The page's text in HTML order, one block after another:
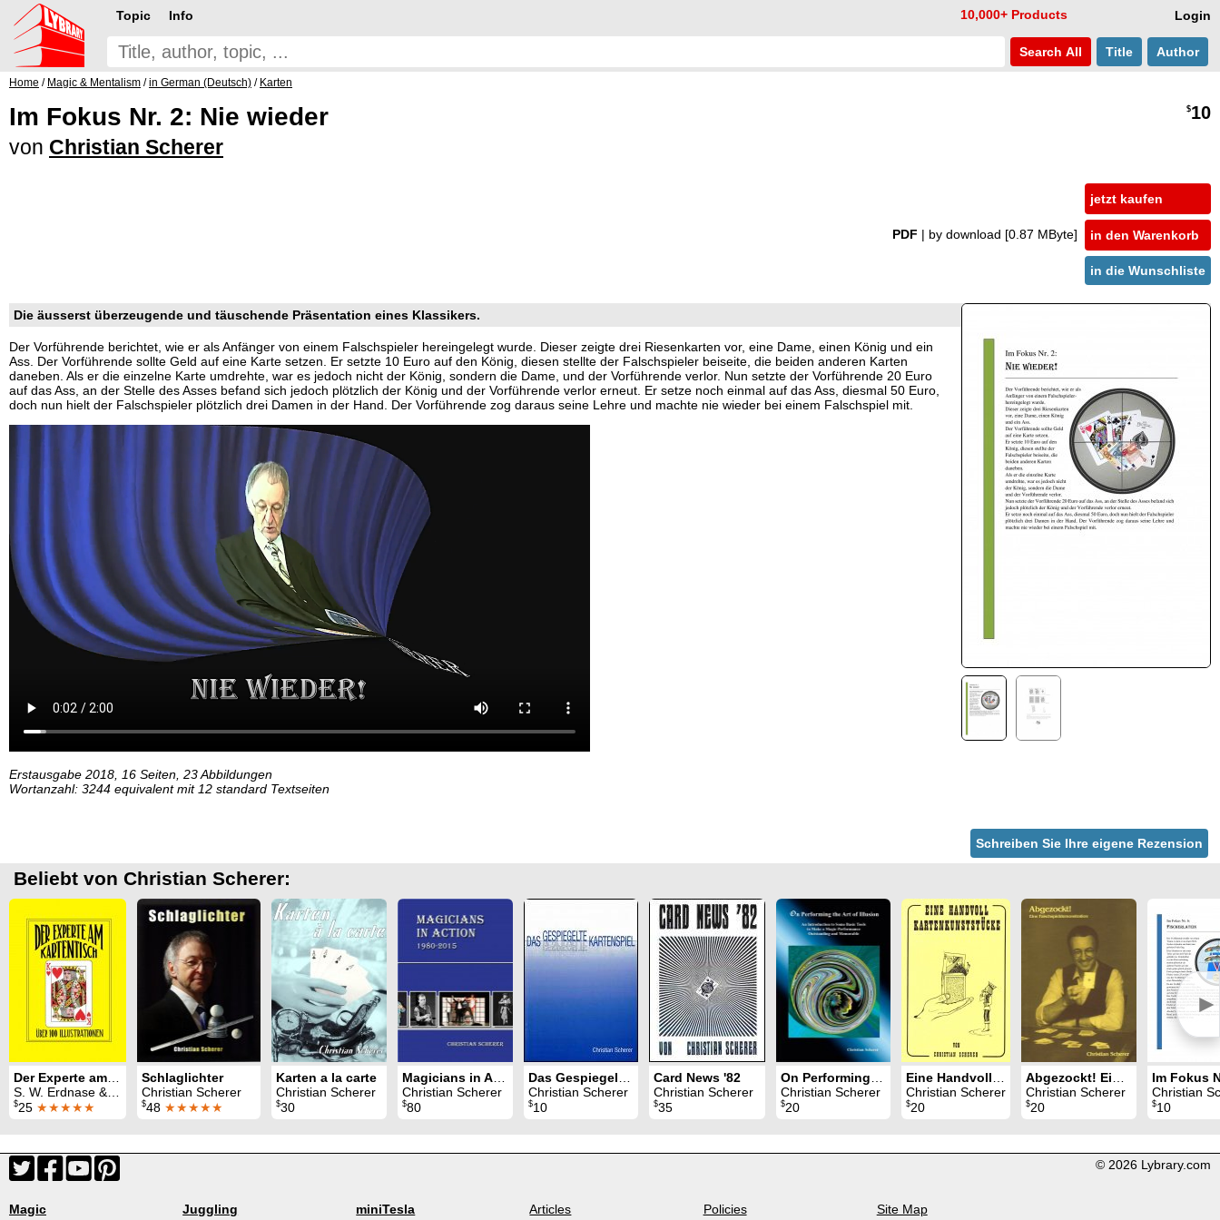
Login
Topic Info 10,000+ Products
Search All Title Author
Home / Magic & Mentalism /in German (Deutsch) / Karten
Im Fokus Nr. 2: Nie wieder
von Christian Scherer
$10
PDF | by download [0.87 MByte]
jetzt kaufen
in den Warenkorb
in die Wunschliste
Die äusserst überzeugende und täuschende Präsentation eines Klassikers.
Der Vorführende berichtet, wie er als Anfänger von einem Falschspieler hereingelegt wurde. Dieser zeigte drei Riesenkarten vor, eine Dame, einen König und ein
Ass. Der Vorführende sollte Geld auf eine Karte setzen. Er setzte 10 Euro auf den König, diesen stellte der Falschspieler beiseite, die beiden anderen Karten
daneben. Als er die einzelne Karte umdrehte, war es jedoch nicht der König, sondern die Dame, und der Vorführende verlor. Nun setzte der Vorführende 20 Euro
auf das Ass, an der Stelle des Asses befand sich jedoch plötzlich der König und der Vorführende verlor erneut. Er setze noch einmal auf das Ass, diesmal 50 Euro,
doch nun hielt der Falschspieler plötzlich drei Damen in der Hand. Der Vorführende zog daraus seine Lehre und machte nie wieder bei einem Falschspiel mit.
Erstausgabe 2018, 16 Seiten, 23 Abbildungen
Wortanzahl: 3244 equivalent mit 12 standard Textseiten
Schreiben Sie Ihre eigene Rezension
Beliebt von Christian Scherer:
►
S. W. Erdnase & Christian Scherer
$25 ★★★★★
Schlaglichter
Christian Scherer
$48 ★★★★★
Karten a la carte
Christian Scherer
$30
Christian Scherer
$80
Christian Scherer
$10
Card News '82
Christian Scherer
$35
Christian Scherer
$20
Christian Scherer
$20
Christian Scherer
$20
Christian
$10
© 2026 Lybrary.com
Magic Juggling miniTesla Articles Policies Site Map